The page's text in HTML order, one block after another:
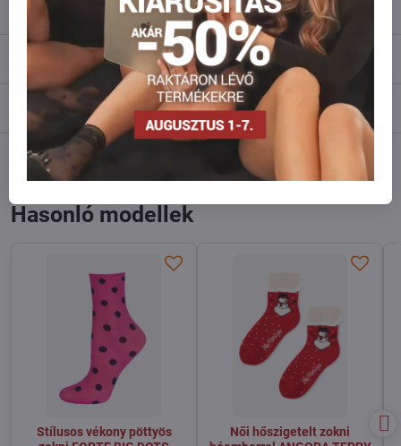
Leírás
0
Fórum 0
Facebook Reddit LinkedIn
mail
Hasonló modellek
Stílusos vékony pöttyös
Női hőszigetelt zokni